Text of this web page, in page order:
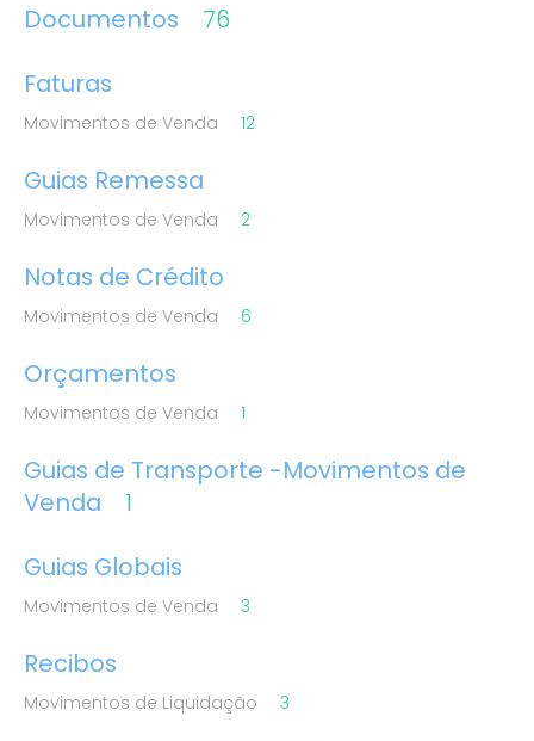
Documentos
76
Faturas
Movimentos de Venda 12
Guias Remessa
Movimentos de Venda 2
Notas de Crédito
Movimentos de Venda 6
Orçamentos
Movimentos de Venda 1
Guias de Transporte -Movimentos de
Venda
1
Guias Globais
Movimentos de Venda 3
Recibos
Movimentos de Liquidação 3